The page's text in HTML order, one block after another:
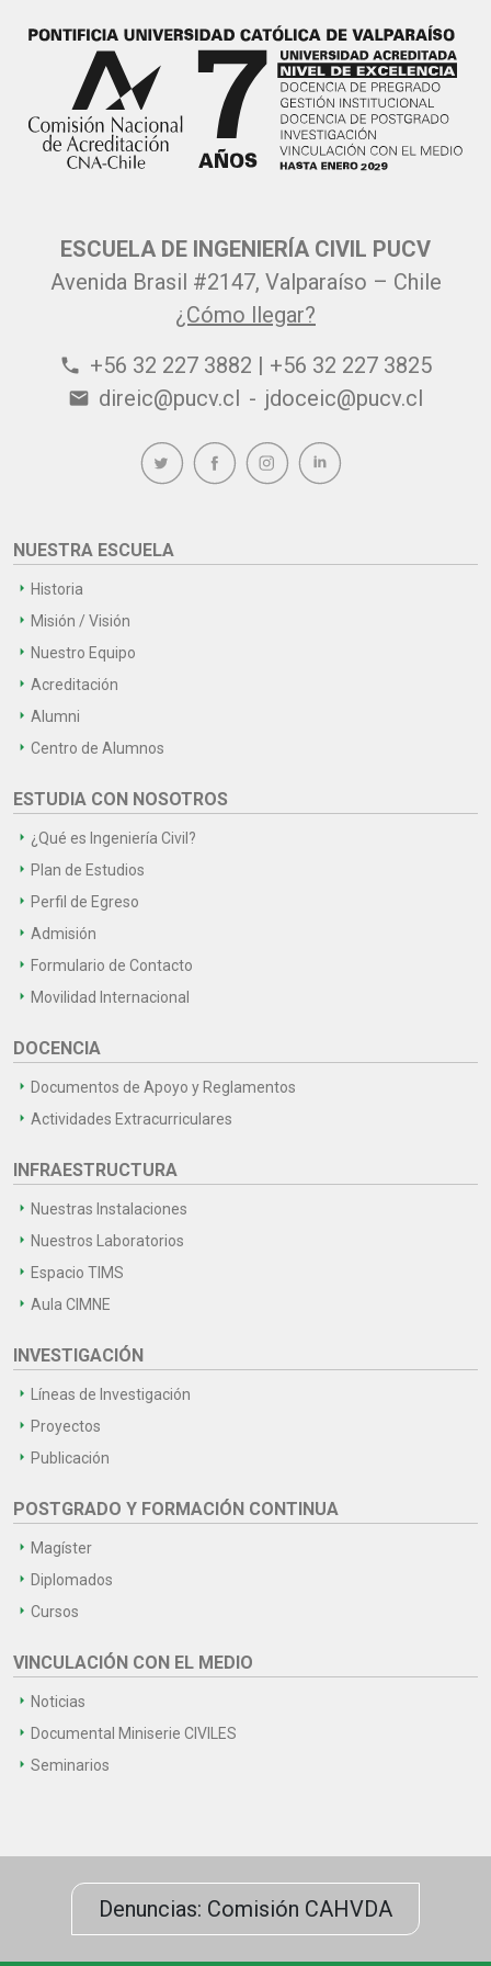
ESCUELA DE INGENIERÍA CIVIL PUCV
Avenida Brasil #2147, Valparaíso – Chile
¿Cómo llegar?
phone +56 32 227 3882 | +56 32 227 3825
email direic@pucv.cl - jdoceic@pucv.cl
NUESTRA ESCUELA
Historia
Misión / Visión
Nuestro Equipo
Acreditación
Alumni
Centro de Alumnos
ESTUDIA CON NOSOTROS
¿Qué es Ingeniería Civil?
Plan de Estudios
Perfil de Egreso
Admisión
Formulario de Contacto
Movilidad Internacional
DOCENCIA
Documentos de Apoyo y Reglamentos
Actividades Extracurriculares
INFRAESTRUCTURA
Nuestras Instalaciones
Nuestros Laboratorios
Espacio TIMS
Aula CIMNE
INVESTIGACIÓN
Líneas de Investigación
Proyectos
Publicación
POSTGRADO Y FORMACIÓN CONTINUA
Magíster
Diplomados
Cursos
VINCULACIÓN CON EL MEDIO
Noticias
Documental Miniserie CIVILES
Seminarios
Denuncias: Comisión CAHVDA